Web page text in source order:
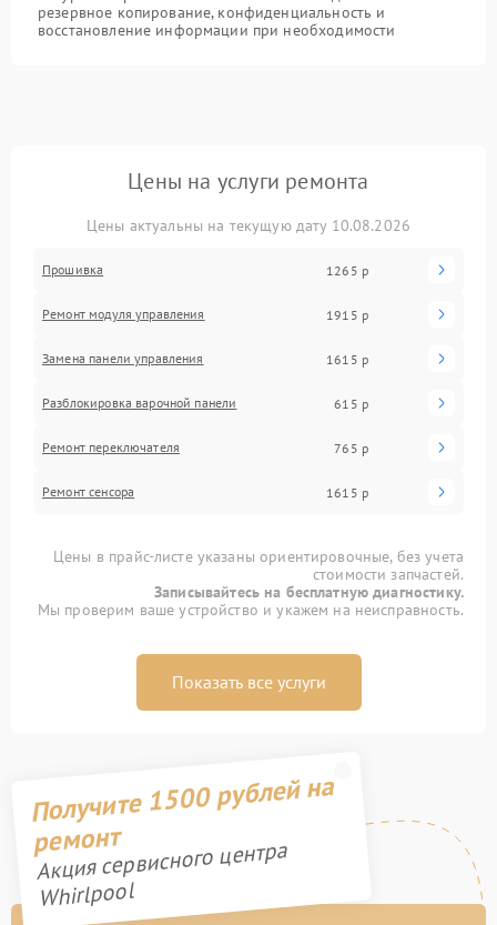
резервное копирование, конфиденциальность и
восстановление информации при необходимости
Цены на услуги ремонта
Цены актуальны на текущую дату 10.08.2026
Прошивка 1265 р
Ремонт модуля управления 1915 р
Замена панели управления 1615 р
Разблокировка варочной панели 615 р
Ремонт переключателя 765 р
Ремонт сенсора 1615 р
Цены в прайс-листе указаны ориентировочные, без учета
стоимости запчастей.
Записывайтесь на бесплатную диагностику.
Мы проверим ваше устройство и укажем на неисправность.
Показать все услуги
Получите 1500 рублей на
ремонт
Акция сервисного центра
Whirlpool